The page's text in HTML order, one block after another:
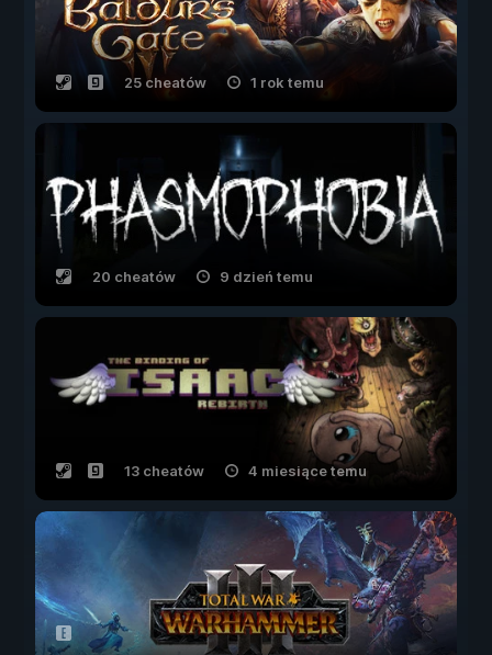
25 cheatów 1 rok temu
20 cheatów 9 dzień temu
13 cheatów 4 miesiące temu